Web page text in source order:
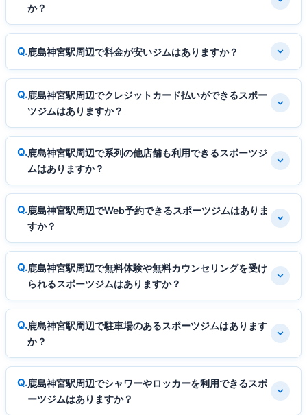
か？
鹿島神宮駅周辺で料金が安いジムはありますか？
鹿島神宮駅周辺でクレジットカード払いができるスポー
ツジムはありますか？
鹿島神宮駅周辺で系列の他店舗も利用できるスポーツジ
ムはありますか？
鹿島神宮駅周辺でWeb予約できるスポーツジムはありま
すか？
鹿島神宮駅周辺で無料体験や無料カウンセリングを受け
られるスポーツジムはありますか？
鹿島神宮駅周辺で駐車場のあるスポーツジムはあります
か？
鹿島神宮駅周辺でシャワーやロッカーを利用できるスポ
ーツジムはありますか？